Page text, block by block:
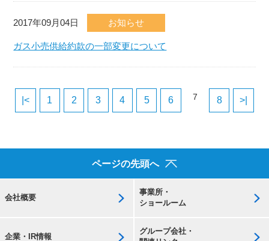
2017年09月04日 お知らせ
ガス小売供給約款の一部変更について
|< 1 2 3 4 5 6 7 8 >|
ページの先頭へ
会社概要
事業所・
ショールーム
企業・IR情報
グループ会社・